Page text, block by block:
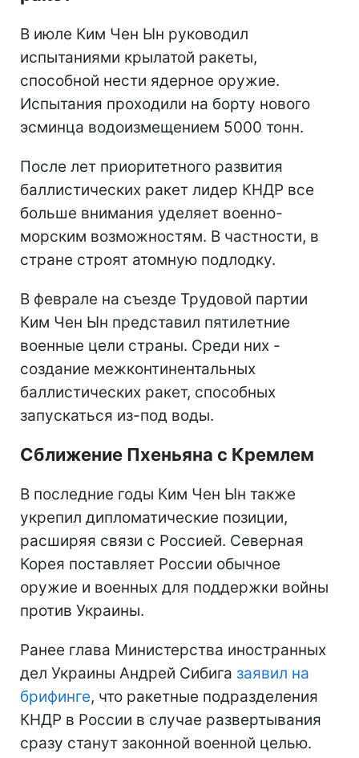
В июле Ким Чен Ын руководил
испытаниями крылатой ракеты,
способной нести ядерное оружие.
Испытания проходили на борту нового
эсминца водоизмещением 5000 тонн.
После лет приоритетного развития
баллистических ракет лидер КНДР все
больше внимания уделяет военно-
морским возможностям. В частности, в
стране строят атомную подлодку.
В феврале на съезде Трудовой партии
Ким Чен Ын представил пятилетние
военные цели страны. Среди них -
создание межконтинентальных
баллистических ракет, способных
запускаться из-под воды.
Сближение Пхеньяна с Кремлем
В последние годы Ким Чен Ын также
укрепил дипломатические позиции,
расширяя связи с Россией. Северная
Корея поставляет России обычное
оружие и военных для поддержки войны
против Украины.
Ранее глава Министерства иностранных
дел Украины Андрей Сибига заявил на
брифинге, что ракетные подразделения
КНДР в России в случае развертывания
сразу станут законной военной целью.